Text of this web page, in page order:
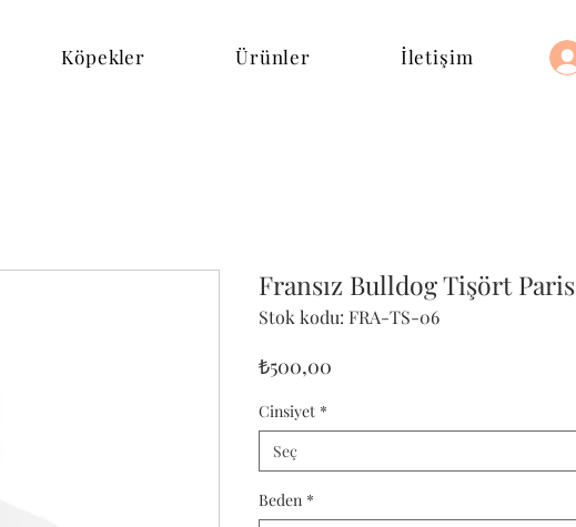
Köpekler Ürünler İletişim
Fransız Bulldog Tişört Paris
Stok kodu: FRA-TS-06
₺500,00
Cinsiyet *
Seç
Beden *